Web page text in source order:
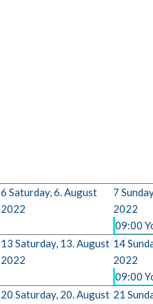
6 Saturday, 6. August
2022
7
2022
09:00
13 Saturday, 13. August
2022
14
2022
09:00
20 Saturday, 20. August 21